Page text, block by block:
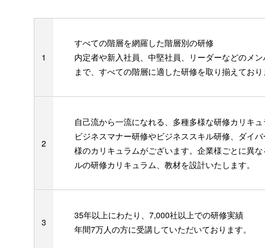
すべての階層を網羅した階層別の研修
内定者や新入社員、中堅社員、リーダーなどのメ
まで、すべての階層に適した研修を取り揃えており
自己流から一流になれる、多種多様な研修カリキュ
ビジネスマナー研修やビジネススキル研修、ダイ
様のカリキュラムがございます。企業様ごとに異
ルの研修カリキュラム、教材を設計いたします。
35年以上にわたり、7,000社以上での研修実績
年間7万人の方に受講していただいております。